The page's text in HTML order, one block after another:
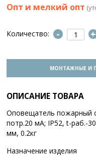
Опт и мелкий опт
Количество: - +
МОНТАЖНЫЕ И
ОПИСАНИЕ ТОВАРА
Оповещатель пожарный
потр.20 мА; IP52, t-раб.-
мм, 0.2кг
Назначение изделия